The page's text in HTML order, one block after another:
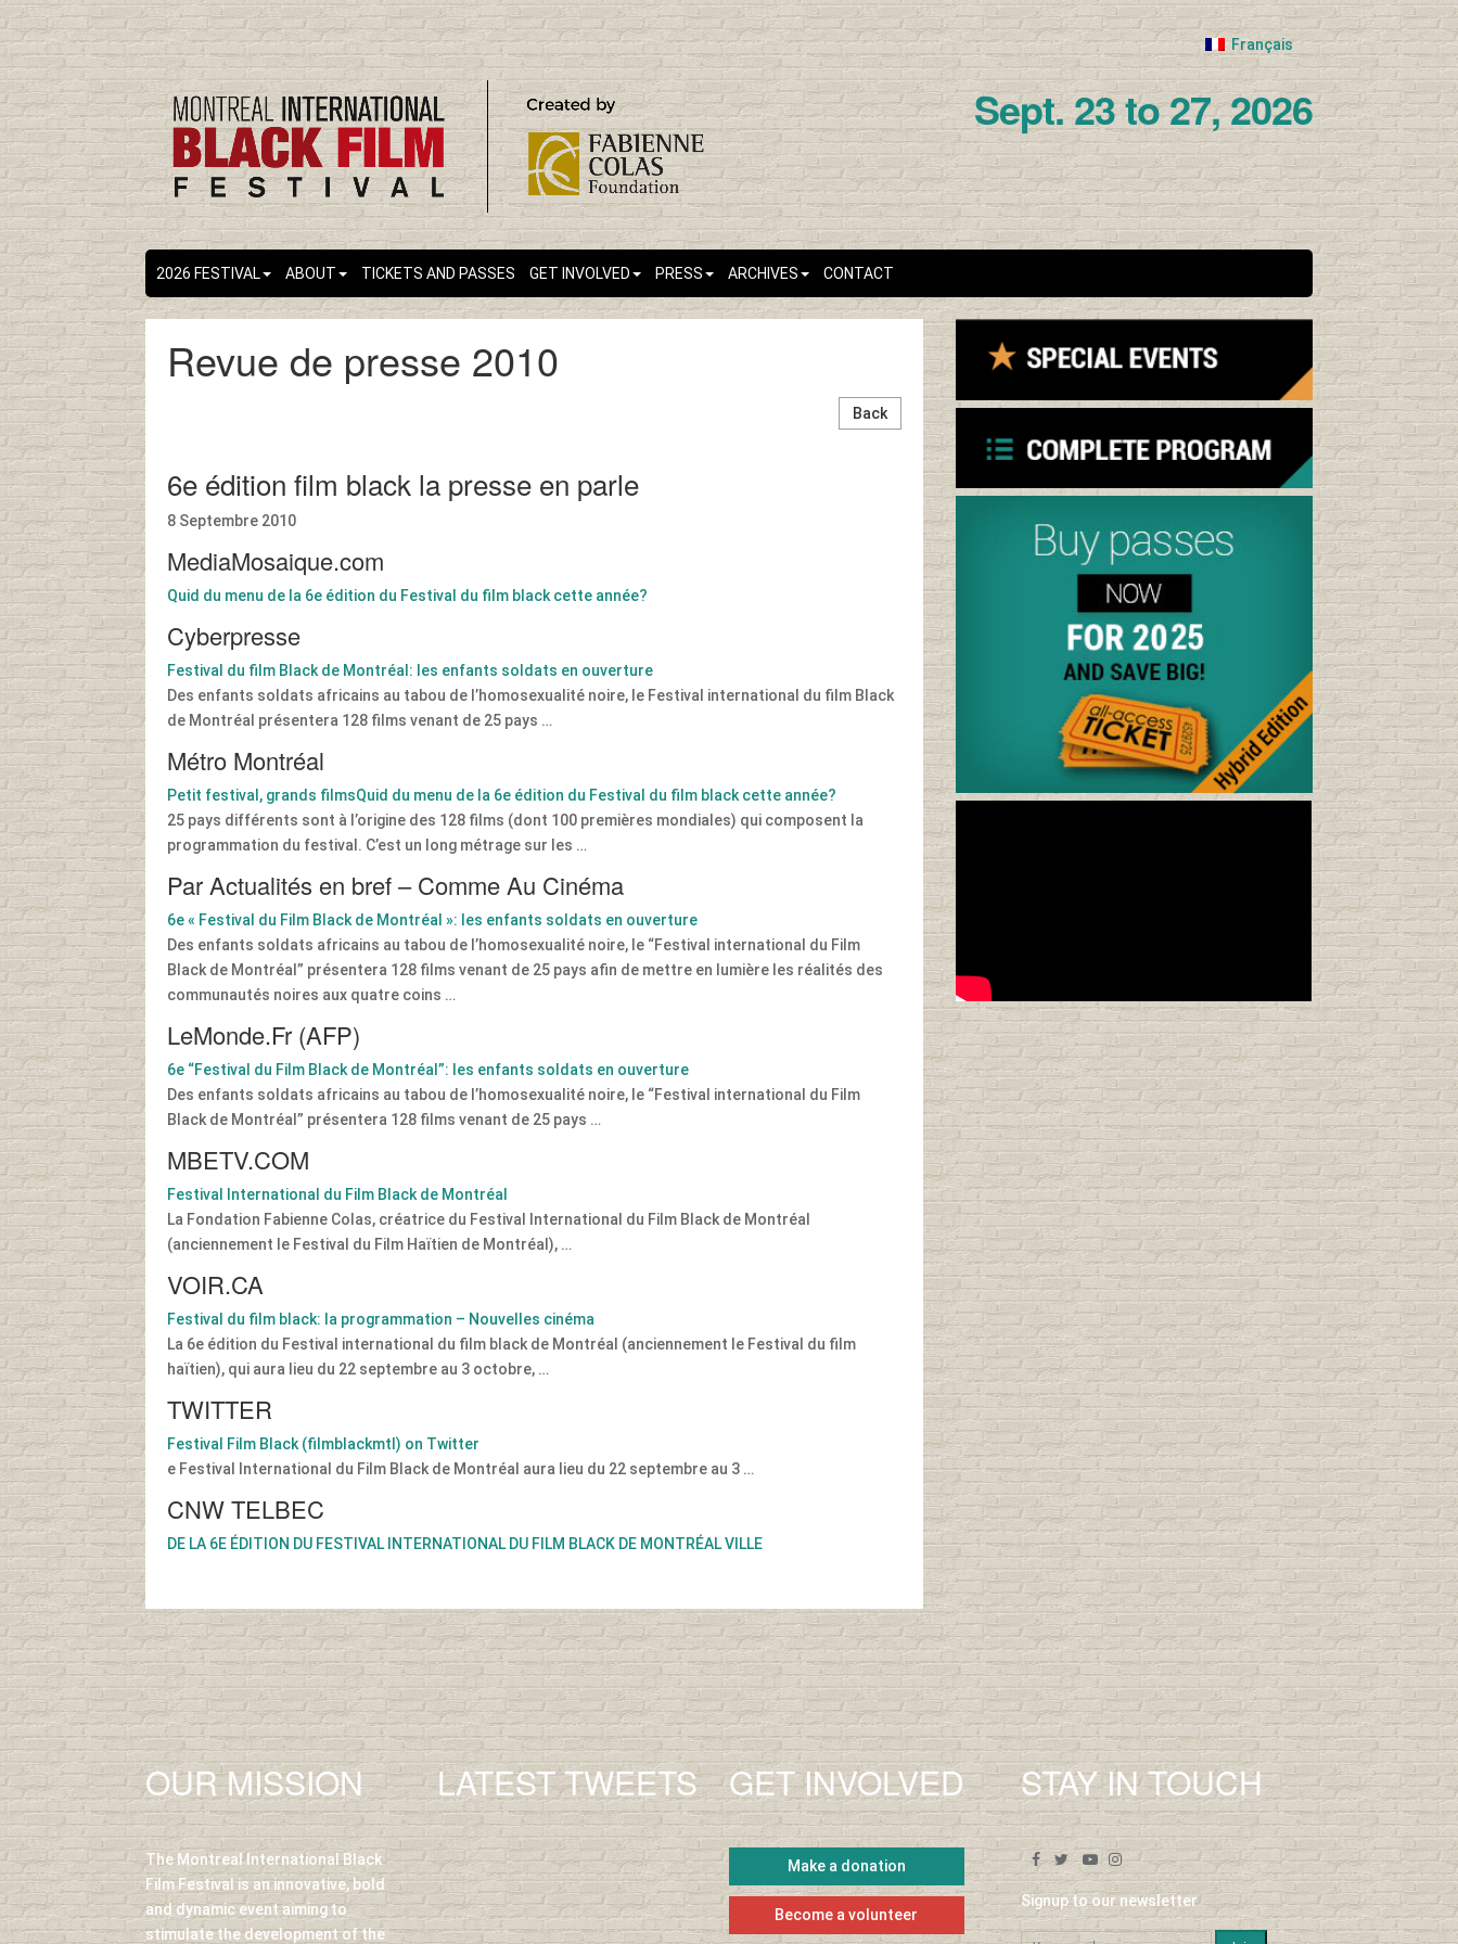
Français
Sept. 23 to 27, 2026
2026 FESTIVAL ABOUT TICKETS AND PASSES GET INVOLVED PRESS ARCHIVES CONTACT
Revue de presse 2010
Back
6e édition film black la presse en parle
8 Septembre 2010
MediaMosaique.com
Quid du menu de la 6e édition du Festival du film black cette année?
Cyberpresse
Festival du film Black de Montréal: les enfants soldats en ouverture
Des enfants soldats africains au tabou de l’homosexualité noire, le Festival international du film Black
de Montréal présentera 128 films venant de 25 pays …
Métro Montréal
Petit festival, grands filmsQuid du menu de la 6e édition du Festival du film black cette année?
25 pays différents sont à l’origine des 128 films (dont 100 premières mondiales) qui composent la
programmation du festival. C’est un long métrage sur les …
Par Actualités en bref – Comme Au Cinéma
6e « Festival du Film Black de Montréal »: les enfants soldats en ouverture
Des enfants soldats africains au tabou de l’homosexualité noire, le “Festival international du Film
Black de Montréal” présentera 128 films venant de 25 pays afin de mettre en lumière les réalités des
communautés noires aux quatre coins …
LeMonde.Fr (AFP)
6e “Festival du Film Black de Montréal”: les enfants soldats en ouverture
Des enfants soldats africains au tabou de l’homosexualité noire, le “Festival international du Film
Black de Montréal” présentera 128 films venant de 25 pays …
MBETV.COM
Festival International du Film Black de Montréal
La Fondation Fabienne Colas, créatrice du Festival International du Film Black de Montréal
(anciennement le Festival du Film Haïtien de Montréal), …
VOIR.CA
Festival du film black: la programmation – Nouvelles cinéma
La 6e édition du Festival international du film black de Montréal (anciennement le Festival du film
haïtien), qui aura lieu du 22 septembre au 3 octobre, …
TWITTER
Festival Film Black (filmblackmtl) on Twitter
e Festival International du Film Black de Montréal aura lieu du 22 septembre au 3 …
CNW TELBEC
DE LA 6E ÉDITION DU FESTIVAL INTERNATIONAL DU FILM BLACK DE MONTRÉAL VILLE
OUR MISSION
The Montreal International Black
Film Festival is an innovative, bold
and dynamic event aiming to
stimulate the development of the
LATEST TWEETS GET INVOLVED
Make a donation
Become a volunteer
STAY IN TOUCH
Signup to our newsletter